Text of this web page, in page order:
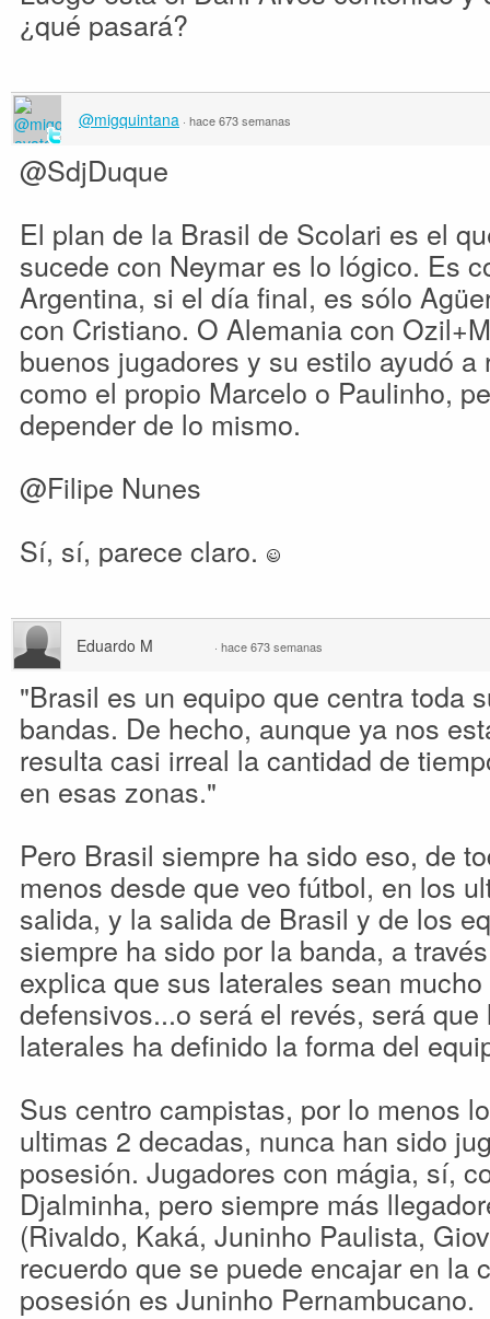
¿qué pasará?
@migquintana · hace 673 semanas
@SdjDuque
El plan de la Brasil de Scolari es el
sucede con Neymar es lo lógico. Es
Argentina, si el día final, es sólo
con Cristiano. O Alemania con
buenos jugadores y su estilo ayudó
como el propio Marcelo o Paulinho,
depender de lo mismo.
@Filipe Nunes
Sí, sí, parece claro.
Eduardo M · hace 673 semanas
"Brasil es un equipo que centra toda
bandas. De hecho, aunque ya nos
resulta casi irreal la cantidad de
en esas zonas."
Pero Brasil siempre ha sido eso, de
menos desde que veo fútbol, en los
salida, y la salida de Brasil y de los
siempre ha sido por la banda, a
explica que sus laterales sean
defensivos...o será el revés, será
laterales ha definido la forma del
Sus centro campistas, por lo menos
ultimas 2 decadas, nunca han sido
posesión. Jugadores con mágia, sí,
Djalminha, pero siempre más
(Rivaldo, Kaká, Juninho Paulista,
recuerdo que se puede encajar en la
posesión es Juninho Pernambucano.